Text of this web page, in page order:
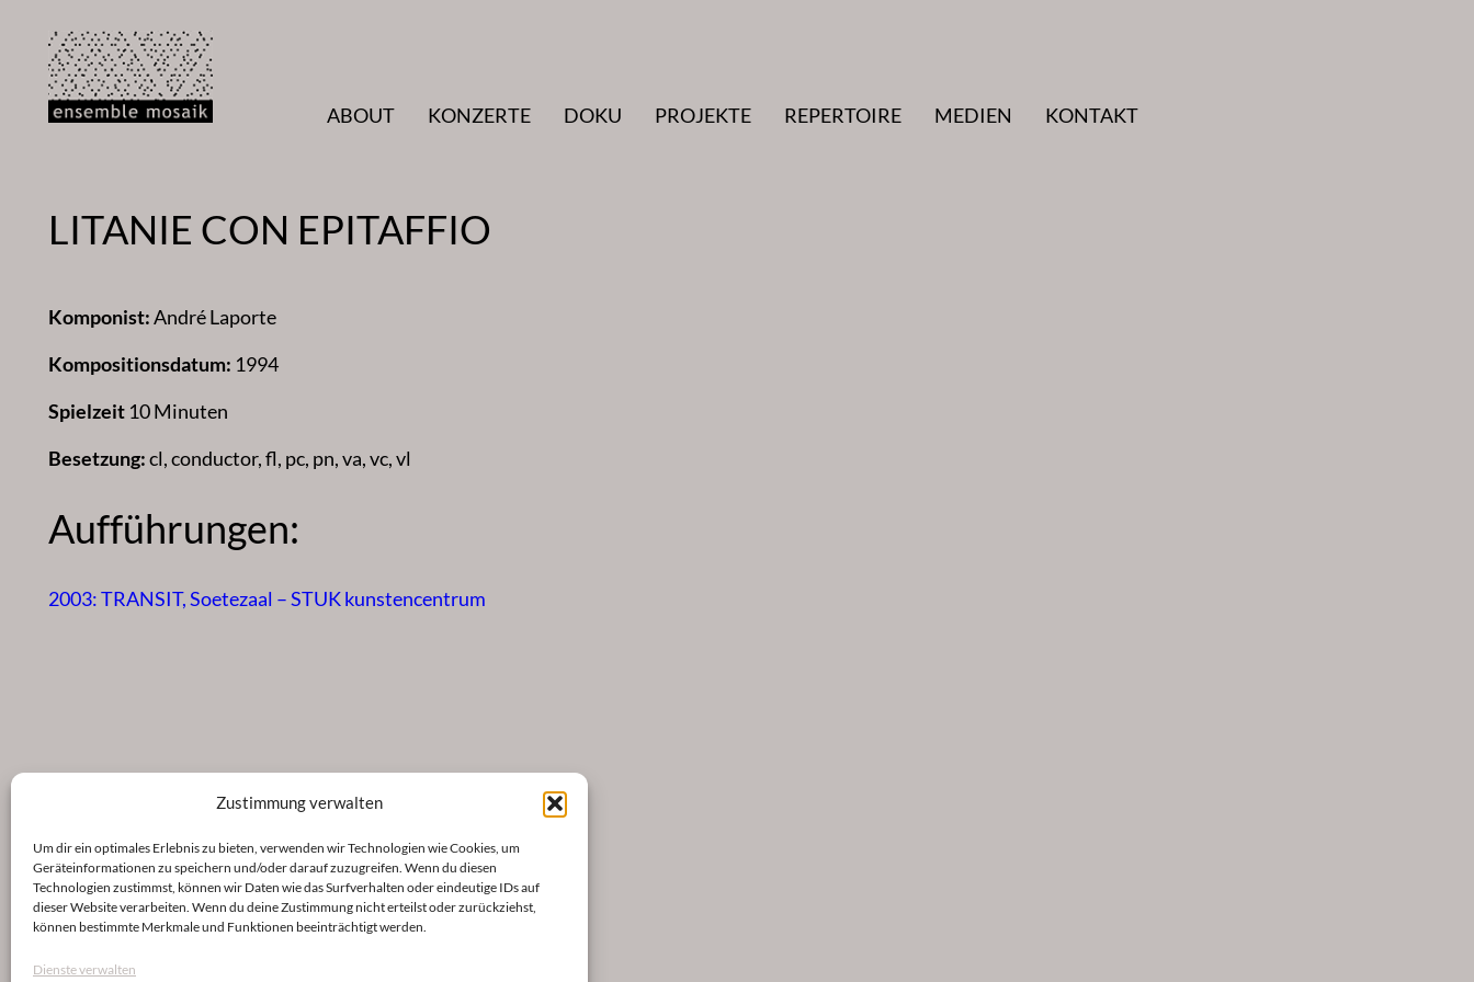
Zustimmung verwalten
Um dir ein optimales Erlebnis zu bieten, verwenden wir Technologien wie Cookies, um
Geräteinformationen zu speichern und/oder darauf zuzugreifen. Wenn du diesen
Technologien zustimmst, können wir Daten wie das Surfverhalten oder eindeutige IDs auf
dieser Website verarbeiten. Wenn du deine Zustimmung nicht erteilst oder zurückziehst,
können bestimmte Merkmale und Funktionen beeinträchtigt werden.
Dienste verwalten
Inhalt
springen
ABOUT
KONZERTE DOKU PROJEKTE REPERTOIRE MEDIEN KONTAKT
LITANIE CON EPITAFFIO
Komponist:André Laporte
Kompositionsdatum: 1994
Spielzeit 10 Minuten
Besetzung:cl, conductor, fl, pc, pn, va, vc, vl
Aufführungen:
2003: TRANSIT, Soetezaal – STUK kunstencentrum